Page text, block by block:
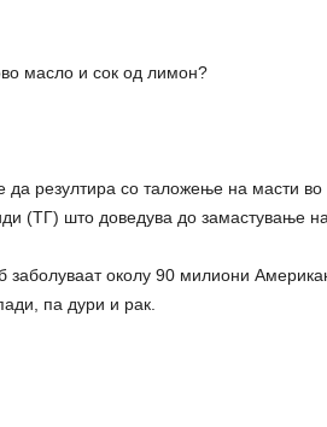
масло и сок од лимон?
резултира со таложење на масти
(ТГ) што доведува до замастување
заболуваат околу 90 милиони
па дури и рак.